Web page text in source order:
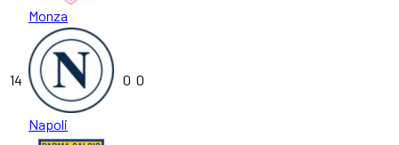
Monza
14
Napoli
0 0